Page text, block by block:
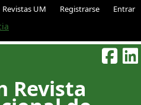
Revistas UM Registrarse Entrar
Revista